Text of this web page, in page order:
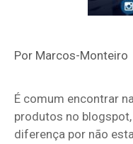
Por Marcos-Monteiro
É comum encontrar
produtos no
diferença por não